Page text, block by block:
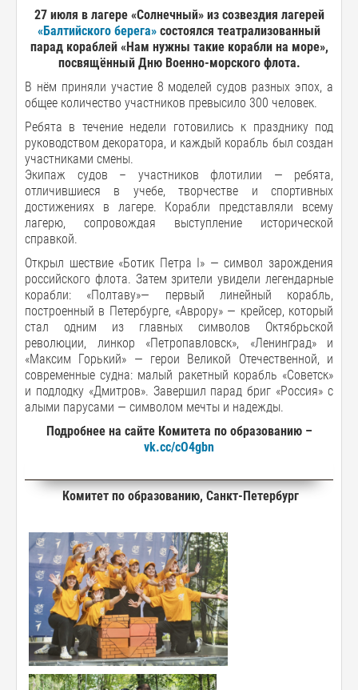
27 июля в лагере «Солнечный» из созвездия лагерей
«Балтийского берега» состоялся театрализованный
парад кораблей «Нам нужны такие корабли на море»,
посвящённый Дню Военно-морского флота.
В нём приняли участие 8 моделей судов разных эпох, а
общее количество участников превысило 300 человек.
Ребята в течение недели готовились к празднику под
руководством декоратора, и каждый корабль был создан
участниками смены.
Экипаж судов – участников флотилии — ребята,
отличившиеся в учебе, творчестве и спортивных
достижениях в лагере. Корабли представляли всему
лагерю, сопровождая выступление исторической
справкой.
Открыл шествие «Ботик Петра I» — символ зарождения
российского флота. Затем зрители увидели легендарные
корабли: «Полтаву»— первый линейный корабль,
построенный в Петербурге, «Аврору» — крейсер, который
стал одним из главных символов Октябрьской
революции, линкор «Петропавловск», «Ленинград» и
«Максим Горький» — герои Великой Отечественной, и
современные судна: малый ракетный корабль «Советск»
и подлодку «Дмитров». Завершил парад бриг «Россия» с
алыми парусами — символом мечты и надежды.
Подробнее на сайте Комитета по образованию –
vk.cc/cO4gbn
Комитет по образованию, Санкт-Петербург